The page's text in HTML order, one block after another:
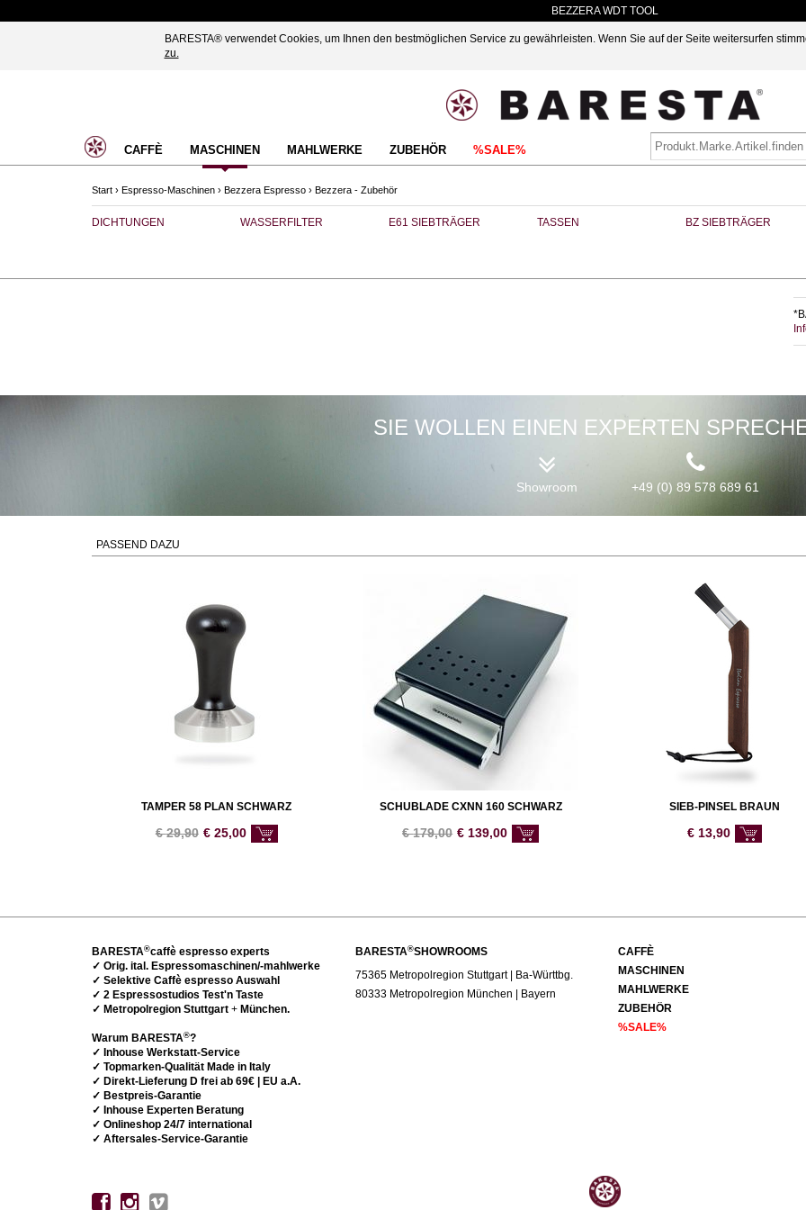
BARESTA® verwendet Cookies, um Ihnen den bestmöglichen Service zu gewährleisten. Wenn Sie auf der Seite weitersurfen
zu.
BEZZERA WDT TOOL
CAFFÈ MASCHINEN MAHLWERKE ZUBEHÖR %SALE%
Start › Espresso-Maschinen › Bezzera Espresso › Bezzera - Zubehör
DICHTUNGEN WASSERFILTER E61 SIEBTRÄGER TASSEN BZ SIEBTRÄGER
SIE WOLLEN EINEN EXPERTEN
Showroom +49 (0) 89 578 689 61
PASSEND DAZU
TAMPER 58 PLAN SCHWARZ
€29,90 € 25,00
SCHUBLADE CXNN 160 SCHWARZ
€179,00 €139,00
SIEB-PINSEL BRAUN
€13,90
BARESTA®caffè espresso experts
✓ Orig. ital. Espressomaschinen/-mahlwerke
✓ Selektive Caffè espresso Auswahl
✓ 2 Espressostudios Test'n Taste
✓ Metropolregion Stuttgart + München.
Warum BARESTA®?
✓ Inhouse Werkstatt-Service
✓ Topmarken-Qualität Made in Italy
✓ Direkt-Lieferung D frei ab 69€ | EU a.A.
✓ Bestpreis-Garantie
✓ Inhouse Experten Beratung
✓ Onlineshop 24/7 international
✓ Aftersales-Service-Garantie
BARESTA®SHOWROOMS
75365 Metropolregion Stuttgart | Ba-Württbg.
80333 Metropolregion München | Bayern
CAFFÈ
MASCHINEN
MAHLWERKE
ZUBEHÖR
%SALE%